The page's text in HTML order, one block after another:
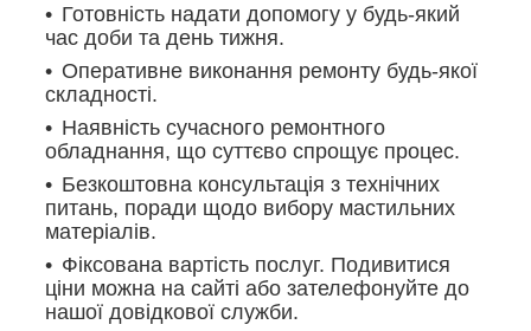
Готовність надати допомогу у будь-який
час доби та день тижня.
Оперативне виконання ремонту будь-якої
складності.
Наявність сучасного ремонтного
обладнання, що суттєво спрощує процес.
Безкоштовна консультація з технічних
питань, поради щодо вибору мастильних
матеріалів.
Фіксована вартість послуг. Подивитися
ціни можна на сайті або зателефонуйте до
нашої довідкової служби.